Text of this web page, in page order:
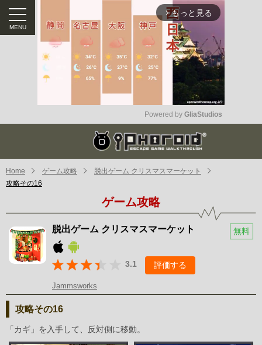
arrow_forward_ios もっと見る
Mute
Powered by GliaStudios
Home ゲーム攻略
脱出ゲーム クリスマスマーケット
攻略その16
ゲーム攻略
脱出ゲーム クリスマスマーケット 無料
3.1 評価する
Jammsworks
攻略その16
「カギ」を入手して、反対側に移動。